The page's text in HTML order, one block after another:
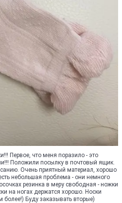
Первое, что меня поразило - это
Положили посылку в почтовый ящик.
Очень приятный материал, хорошо
небольшая проблема - они немного
резинка в меру свободная - ножки
на ногах держатся хорошо. Носки
более!) Буду заказывать вторые)